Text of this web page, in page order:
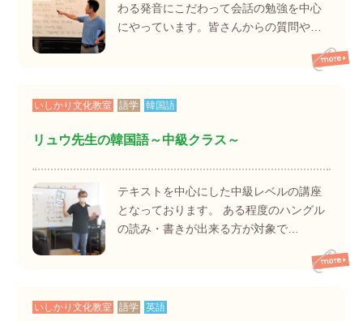
わる発音にこだわって会話の勉強を中心
にやっています。皆さんからの質問や…
いしかり文化教室 語学 韓国語
リュウ先生の韓国語～中級クラス～
テキストを中心にした中級レベルの講座
となっております。 ある程度のハングル
の読み・書きが出来る方が対象で…
いしかり文化教室 語学 英語